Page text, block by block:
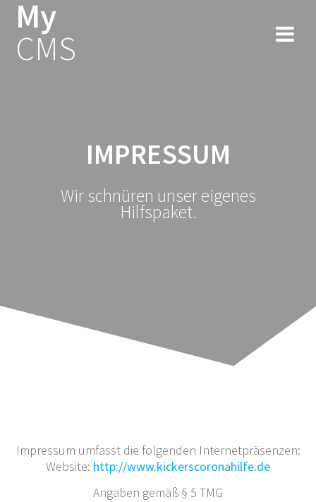
My
CMS
IMPRESSUM
Wir schnüren unser eigenes
Hilfspaket.
Impressum umfasst die folgenden Internetpräsenzen:
Website: http://www.kickerscoronahilfe.de
Angaben gemäß § 5 TMG